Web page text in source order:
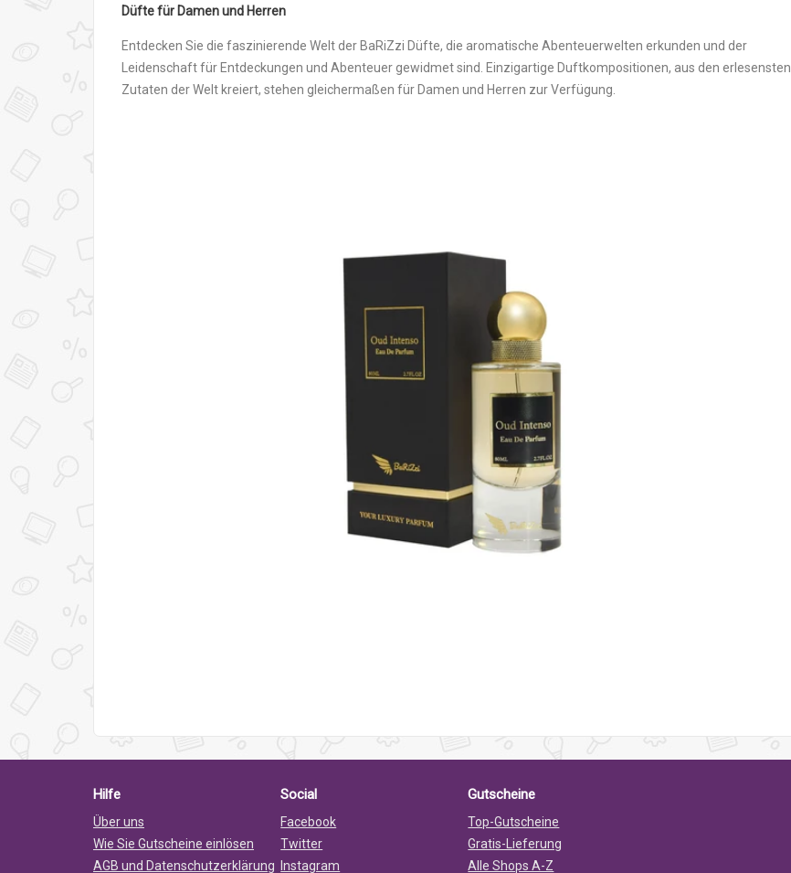
Düfte für Damen und Herren
Entdecken Sie die faszinierende Welt der BaRiZzi Düfte, die aromatische Abenteuerwelten erkunden und der
Leidenschaft für Entdeckungen und Abenteuer gewidmet sind. Einzigartige Duftkompositionen, aus den erlesensten
Zutaten der Welt kreiert, stehen gleichermaßen für Damen und Herren zur Verfügung.
Hilfe
Über uns
Wie Sie Gutscheine einlösen
AGB und Datenschutzerklärung
Social
Facebook
Twitter
Instagram
Gutscheine
Top-Gutscheine
Gratis-Lieferung
Alle Shops A-Z